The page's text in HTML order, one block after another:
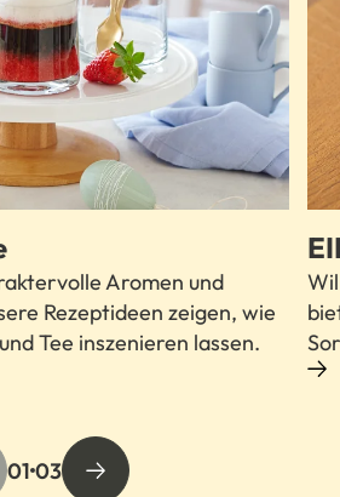
Aromen und
Rezeptideen zeigen, wie
Tee inszenieren lassen.
0103